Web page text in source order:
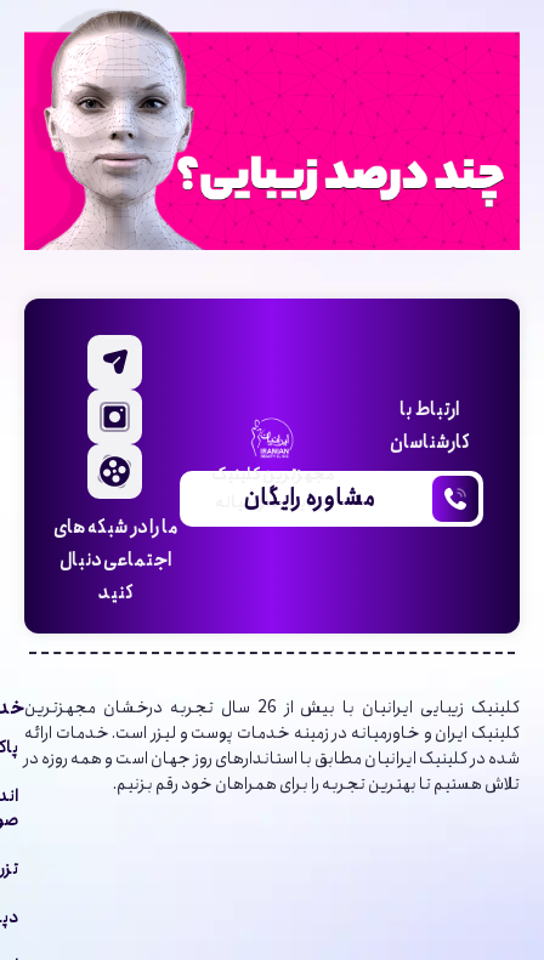
ارتباط با
کارشناسان
مشاوره رایگان
مجهزترین کلینیک
زیبایی خاورمیانه
ما را در شبکه های
اجتماعی دنبال
کنید
کلینیک‌ زیبایی ایرانیان با بیش از 26 سال تجربه درخشان مجهزترین
کلینیک ایران و خاورمیانه در زمینه خدمات پوست و لیزر است. خدمات ارائه
شده در کلینیک ایرانیان مطابق با استاندارهای روز جهان است و همه روزه در
تلاش هستیم تا بهترین تجربه را برای همراهان خود رقم بزنیم.